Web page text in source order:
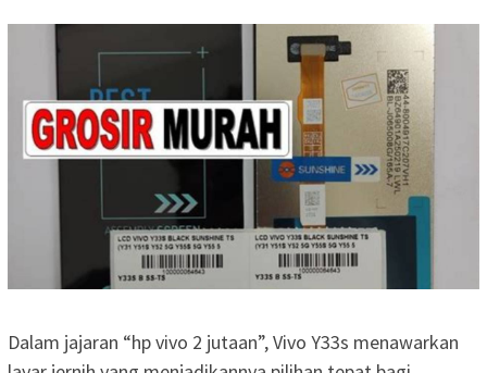
Dalam jajaran “hp vivo 2 jutaan”, Vivo Y33s menawarkan